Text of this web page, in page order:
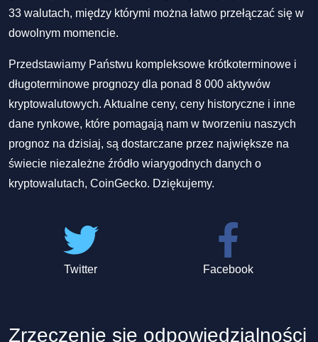
33 walutach, między którymi można łatwo przełączać się w
dowolnym momencie.
Przedstawiamy Państwu kompleksowe krótkoterminowe i
długoterminowe prognozy dla ponad 8 000 aktywów
kryptowalutowych. Aktualne ceny, ceny historyczne i inne
dane rynkowe, które pomagają nam w tworzeniu naszych
prognoz na dzisiaj, są dostarczane przez największe na
świecie niezależne źródło wiarygodnych danych o
kryptowalutach, CoinGecko. Dziękujemy.
Twitter Facebook
Zrzeczenie się odpowiedzialności